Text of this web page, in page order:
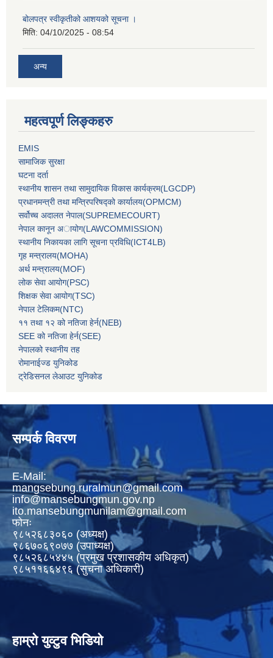
बोलपत्र स्वीकृतीको आशयको सूचना ।
मिति: 04/10/2025 - 08:54
अन्य
महत्वपूर्ण लिङ्कहरु
EMIS
सामाजिक सुरक्षा
घटना दर्ता
स्थानीय शासन तथा सामुदायिक विकास कार्यक्रम(LGCDP)
प्रधानमन्‍त्री तथा मन्‍त्रिपरिषद्को कार्यालय(OPMCM)
सर्वोच्‍च अदालत नेपाल(SUPREMECOURT)
नेपाल कानून अायोग(LAWCOMMISSION)
स्थानीय निकायका लागि सूचना प्रविधि(ICT4LB)
गृह मन्‍त्रालय(MOHA)
अर्थ मन्‍त्रालय(MOF)
लोक सेवा आयोग(PSC)
शिक्षक सेवा आयोग(TSC)
नेपाल टेलिकम(NTC)
११ तथा १२ को नतिजा हेर्न(NEB)
SEE को नतिजा हेर्न(SEE)
नेपालको स्थानीय तह
रोमानाईज्ड युनिकोड
ट्रेडिसनल लेआउट युनिकोड
सम्पर्क विवरण
E-Mail:
mangsebung.ruralmun@gmail.com
info@mansebungmun.gov.np
ito.mansebungmunilam@gmail.com
फोनः
९८५२६८३०६० (अध्यक्ष)
९८६७०६९०७७ (उपाध्यक्ष)
९८५२६८५४४५ (प्रमुख प्रशासकीय अधिकृत)
९८५११६६४९६ (सुचना अधिकारी)
हाम्रो युव्टुव भिडियो